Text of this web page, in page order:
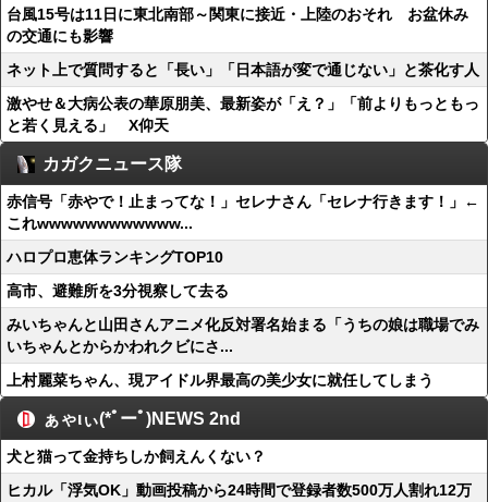
台風15号は11日に東北南部～関東に接近・上陸のおそれ お盆休み
の交通にも影響
ネット上で質問すると「長い」「日本語が変で通じない」と茶化す人
激やせ＆大病公表の華原朋美、最新姿が「え？」「前よりもっともっ
と若く見える」 X仰天
カガクニュース隊
赤信号「赤やで！止まってな！」セレナさん「セレナ行きます！」←
これwwwwwwwwwwww...
ハロプロ恵体ランキングTOP10
高市、避難所を3分視察して去る
みいちゃんと山田さんアニメ化反対署名始まる「うちの娘は職場でみ
いちゃんとからかわれクビにさ...
上村麗菜ちゃん、現アイドル界最高の美少女に就任してしまう
ぁゃιぃ(*ﾟーﾟ)NEWS 2nd
犬と猫って金持ちしか飼えんくない？
ヒカル「浮気OK」動画投稿から24時間で登録者数500万人割れ12万